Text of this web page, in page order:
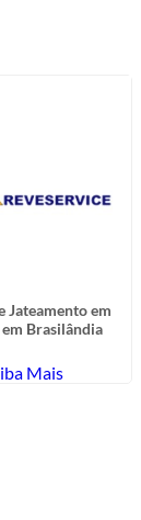
Jateamento em
Brasilândia
Mais